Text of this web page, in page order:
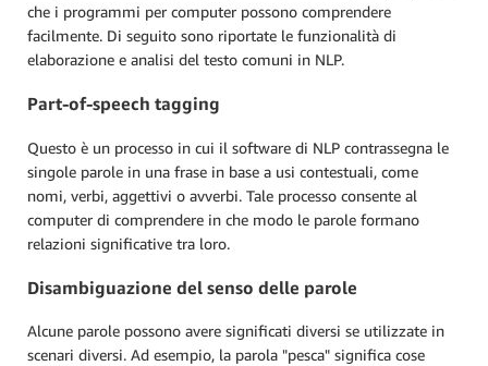
che i programmi per computer possono comprendere
facilmente. Di seguito sono riportate le funzionalità di
elaborazione e analisi del testo comuni in NLP.
Part-of-speech tagging
Questo è un processo in cui il software di NLP contrassegna le
singole parole in una frase in base a usi contestuali, come
nomi, verbi, aggettivi o avverbi. Tale processo consente al
computer di comprendere in che modo le parole formano
relazioni significative tra loro.
Disambiguazione del senso delle parole
Alcune parole possono avere significati diversi se utilizzate in
scenari diversi. Ad esempio, la parola "pesca" significa cose